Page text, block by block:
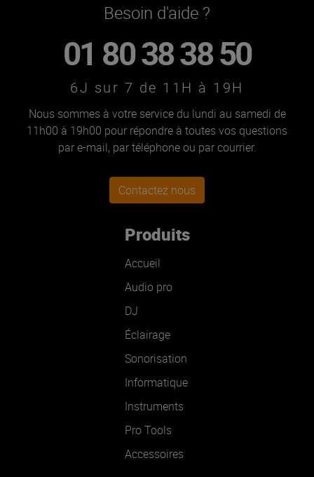
Besoin d'aide ?
01 80 38 38 50
6J sur 7 de 11H à 19H
Nous sommes à votre service du lundi au samedi de
11h00 à 19h00 pour répondre à toutes vos questions
par e-mail, par téléphone ou par courrier.
Contactez nous
Produits
Accueil
Audio pro
DJ
Éclairage
Sonorisation
Informatique
Instruments
Pro Tools
Accessoires